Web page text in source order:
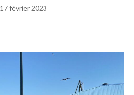
17 février 2023